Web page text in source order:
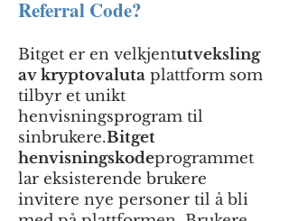
Referral Code?
Bitget er en velkjentutveksling
av kryptovaluta plattform som
tilbyr et unikt
henvisningsprogram til
sinbrukere.Bitget
henvisningskodeprogrammet
lar eksisterende brukere
invitere nye personer til å bli